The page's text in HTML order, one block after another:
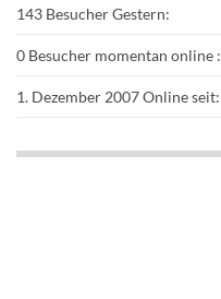
143 Besucher Gestern:
0 Besucher momentan online :
1. Dezember 2007Online seit: